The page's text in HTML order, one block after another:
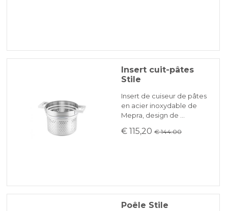
Insert cuit-pâtes
Stile
Insert de cuiseur de pâtes
en acier inoxydable de
Mepra, design de …
€ 115,20 € 144.00
Poêle Stile